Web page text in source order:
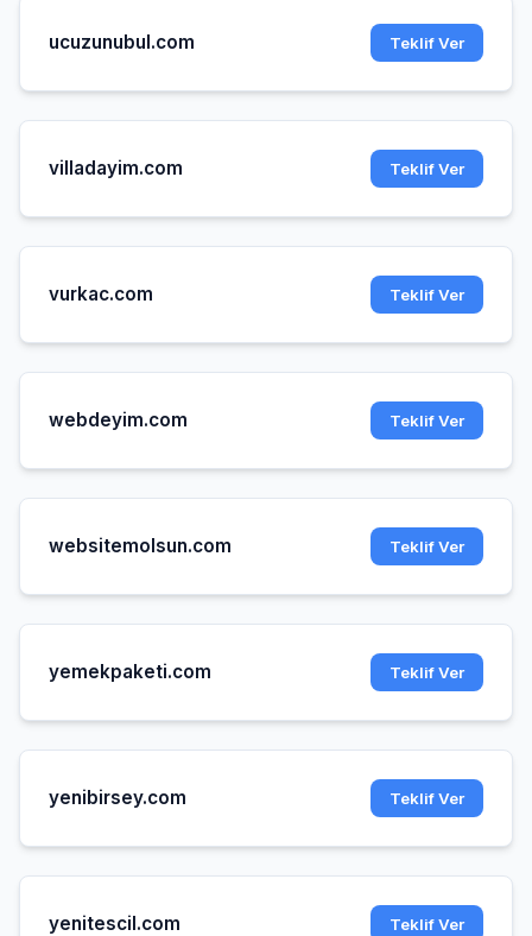
ucuzunubul.com Teklif Ver
villadayim.com Teklif Ver
vurkac.com Teklif Ver
webdeyim.com Teklif Ver
websitemolsun.com Teklif Ver
yemekpaketi.com Teklif Ver
yenibirsey.com Teklif Ver
yenitescil.com Teklif Ver